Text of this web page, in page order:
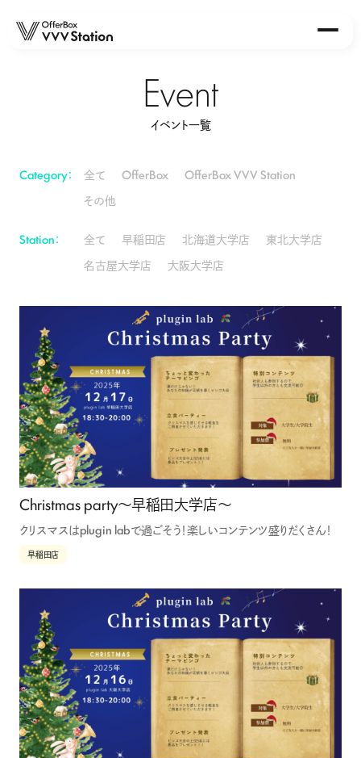
OfferBox VVV Station 北海道大学店
OfferBox VVV Station 東北大学店
OfferBox VVV Station 名古屋大学店
Report
News
Recruitment
コミュニケーター
企業プランナー
Contact
学生向け
ログイン
会員登録
運営会社
利用規約
個人情報保護方針
情報収集モジュール等について
Event
イベント一覧
Category： 全て OfferBox
OfferBox VVV Station
その他
Station： 全て 早稲田店 北海道大学店
東北大学店
名古屋大学店
大阪大学店
Christmas party〜早稲田大学店〜
クリスマスはplugin labで過ごそう！楽しいコンテンツ盛りだくさん！
早稲田店